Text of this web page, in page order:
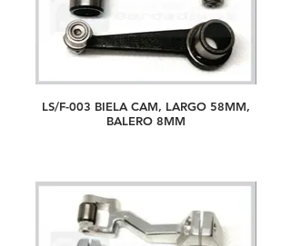
LS/F-003 BIELA CAM, LARGO 58MM,
BALERO 8MM